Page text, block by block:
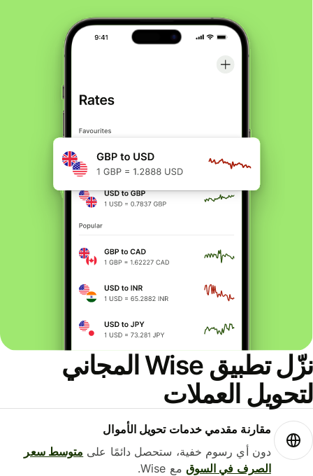
نزّل تطبيق Wise المجاني
العملات
مقارنة مقدمي خدمات تحويل الأموال
دون أي رسوم خفية، ستحصل دائمًا علىمتوسط ​​سعر
الصرف في السوقمع Wise.